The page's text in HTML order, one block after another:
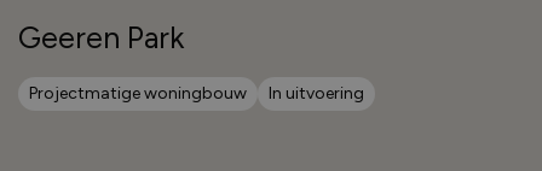
Geeren Park
Projectmatige woningbouw In uitvoering